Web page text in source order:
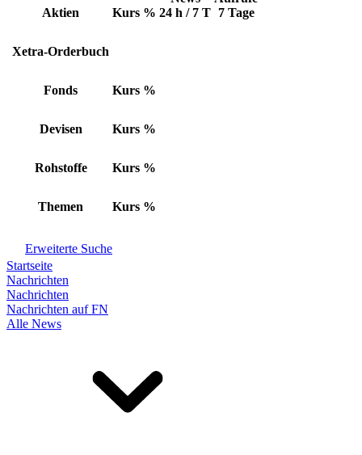
Aktien Kurs % 24 h / 7 T 7 Tage
Xetra-Orderbuch
Fonds Kurs %
Devisen Kurs %
Rohstoffe Kurs %
Themen Kurs %
Erweiterte Suche
Startseite
Nachrichten
Nachrichten
Nachrichten auf FN
Alle News